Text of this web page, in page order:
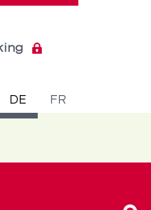
DE FR